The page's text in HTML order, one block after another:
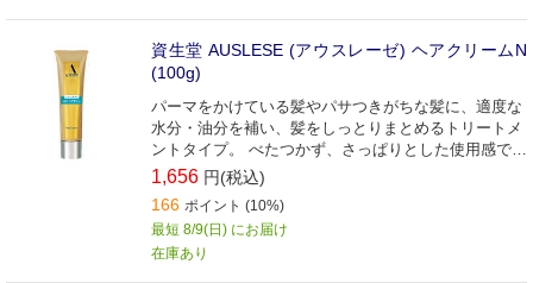
資生堂 AUSLESE (アウスレーゼ) ヘアクリームN
(100g)
パーマをかけている髪やパサつきがちな髪に、適度な
水分・油分を補い、髪をしっとりまとめるトリートメ
ントタイプ。 べたつかず、さっぱりとした使用感で
す。
1,656 円(税込)
166 ポイント (10%)
最短 8/9(日) にお届け
在庫あり